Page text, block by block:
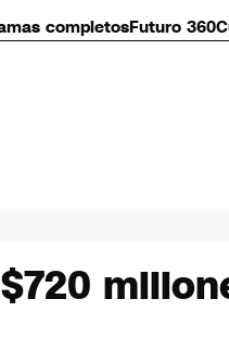
completosFuturo 360